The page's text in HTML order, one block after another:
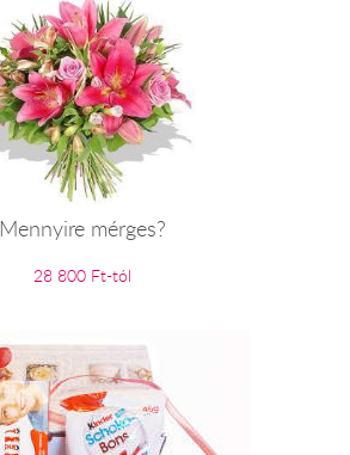
Mennyire mérges?
28 800 Ft-tól